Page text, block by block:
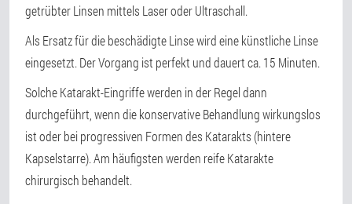
getrübter Linsen mittels Laser oder Ultraschall.
Als Ersatz für die beschädigte Linse wird eine künstliche Linse
eingesetzt. Der Vorgang ist perfekt und dauert ca. 15 Minuten.
Solche Katarakt-Eingriffe werden in der Regel dann
durchgeführt, wenn die konservative Behandlung wirkungslos
ist oder bei progressiven Formen des Katarakts (hintere
Kapselstarre). Am häufigsten werden reife Katarakte
chirurgisch behandelt.